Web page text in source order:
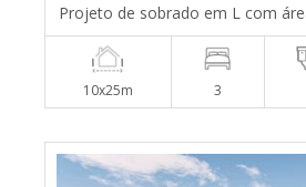
Projeto de sobrado em L com
10x25m 3